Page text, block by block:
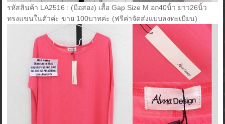
รหัสสินค้า LA2516 : (มือสอง) เสื้อ Gap Size M อก40นิ้ว ยาว26นิ้ว
ทรงแขนในตัวค่ะ ขาย 100บาทค่ะ (ฟรีค่าจัดส่งแบบลงทะเบียน)